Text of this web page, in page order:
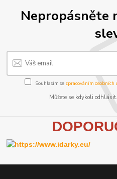
Nepropásněte
Souhlasím se zpracováním osobních
Můžete se kdykoli
D